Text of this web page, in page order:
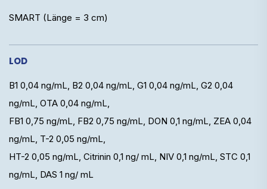
SMART (Länge = 3 cm)
LOD
B1 0,04 ng/mL, B2 0,04 ng/mL, G1 0,04 ng/mL, G2 0,04
ng/mL, OTA 0,04 ng/mL,
FB1 0,75 ng/mL, FB2 0,75 ng/mL, DON 0,1 ng/mL, ZEA 0,04
ng/mL, T-2 0,05 ng/mL,
HT-2 0,05 ng/mL, Citrinin 0,1 ng/ mL, NIV 0,1 ng/mL, STC 0,1
ng/mL, DAS 1 ng/ mL